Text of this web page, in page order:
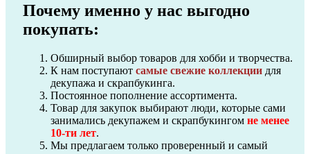
Почему именно у нас выгодно
покупать:
Обширный выбор товаров для хобби и творчества.
К нам поступают самые свежие коллекции для
декупажа и скрапбукинга.
Постоянное пополнение ассортимента.
Товар для закупок выбирают люди, которые сами
занимались декупажем и скрапбукингом не менее
10-ти лет.
Мы предлагаем только проверенный и самый